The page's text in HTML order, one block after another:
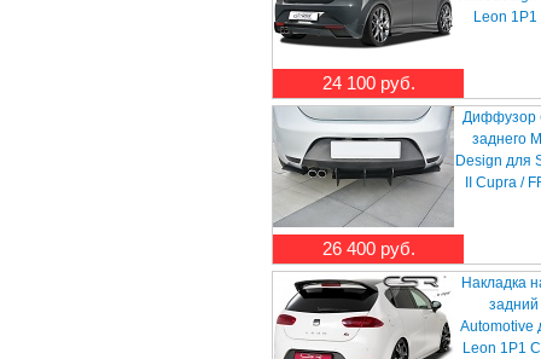
24 100 руб.
Leon
26 400 руб.
Диффузор
заднего
Design для
II Cupra /
Накладка
Automotive
Leon 1P1